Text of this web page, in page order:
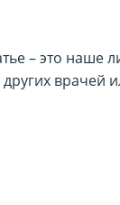
– это наше
врачей